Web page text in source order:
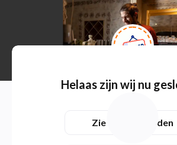
Helaas zijn wij nu
Zie openingstijden